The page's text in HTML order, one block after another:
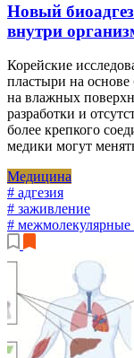
Новый
внутри
Корейские
пластыри на
на влажных
разработки и
более крепкого
медики могут
Медицина
# адгезия
# заживление
# межмолекулярные